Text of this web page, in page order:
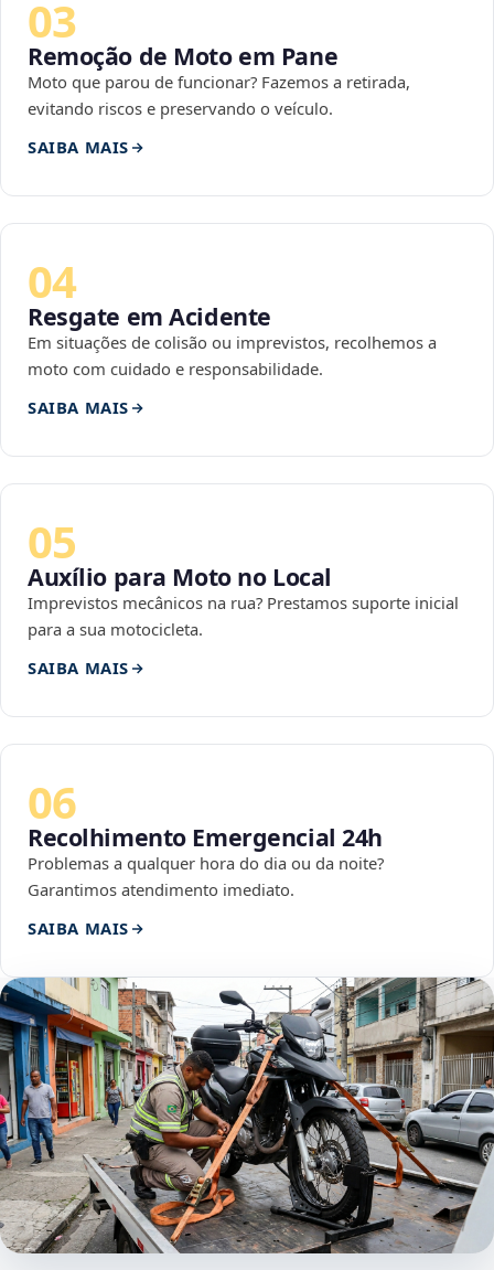
03
Remoção de Moto em Pane
Moto que parou de funcionar? Fazemos a retirada,
evitando riscos e preservando o veículo.
SAIBA MAIS
04
Resgate em Acidente
Em situações de colisão ou imprevistos, recolhemos a
moto com cuidado e responsabilidade.
SAIBA MAIS
05
Auxílio para Moto no Local
Imprevistos mecânicos na rua? Prestamos suporte inicial
para a sua motocicleta.
SAIBA MAIS
06
Recolhimento Emergencial 24h
Problemas a qualquer hora do dia ou da noite?
Garantimos atendimento imediato.
SAIBA MAIS